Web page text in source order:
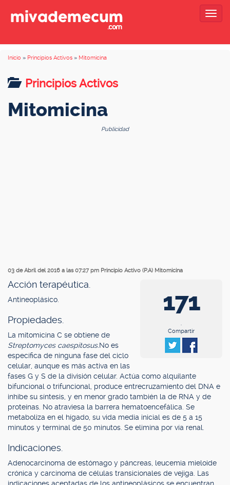
Inicio » Principios Activos » Mitomicina
Principios Activos
Mitomicina
Publicidad
03 de Abril del 2016 a las 07:27 pm Principio Activo (P.A) Mitomicina
171
.
Compartir
Acción terapéutica.
Antineoplásico.
Propiedades.
La mitomicina C se obtiene de
Streptomyces caespitosus.No es
específica de ninguna fase del ciclo
celular, aunque es más activa en las
fases G y S de la división celular. Actúa como alquilante
bifuncional o trifuncional, produce entrecruzamiento del DNA e
inhibe su síntesis, y en menor grado también la de RNA y de
proteínas. No atraviesa la barrera hematoencefálica. Se
metaboliza en el hígado, su vida media inicial es de 5 a 15
minutos y terminal de 50 minutos. Se elimina por vía renal.
Indicaciones.
Adenocarcinoma de estómago y páncreas, leucemia mieloide
crónica y carcinoma de células transicionales de vejiga. Las